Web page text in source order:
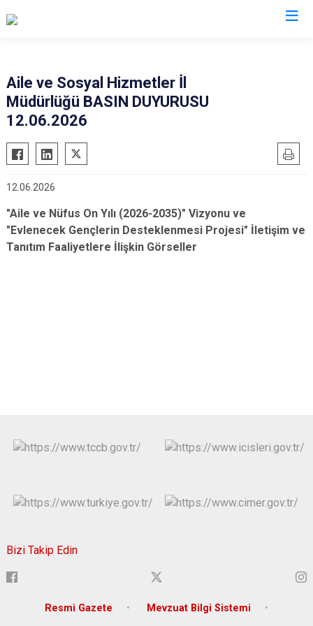
Aile ve Sosyal Hizmetler İl
Müdürlüğü BASIN DUYURUSU
12.06.2026
12.06.2026
"Aile ve Nüfus On Yılı (2026-2035)" Vizyonu ve
"Evlenecek Gençlerin Desteklenmesi Projesi" İletişim ve
Tanıtım Faaliyetlere İlişkin Görseller
Bizi Takip Edin
Resmi Gazete Mevzuat Bilgi Sistemi